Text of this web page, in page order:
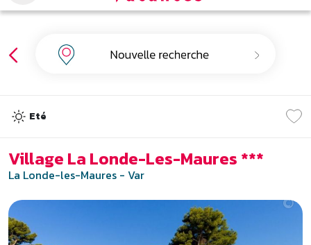
Eté
Village La Londe-Les-Maures ***
La Londe-les-Maures - Var
©
Previous